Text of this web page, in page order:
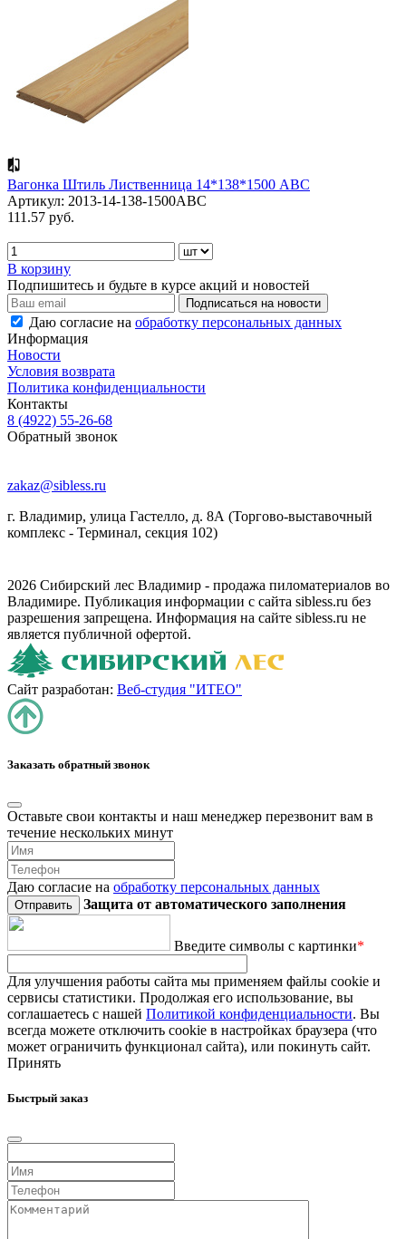
Вагонка Штиль Лиственница 14*138*1500 АВС
Артикул: 2013-14-138-1500ABC
111.57 руб.
В корзину
Подпишитесь и будьте в курсе акций и новостей
Даю согласие на обработку персональных данных
Информация
Новости
Условия возврата
Политика конфиденциальности
Контакты
8 (4922) 55-26-68
Обратный звонок
zakaz@sibless.ru
г. Владимир, улица Гастелло, д. 8А (Торгово-выставочный
комплекс - Терминал, секция 102)
2026 Сибирский лес Владимир - продажа пиломатериалов во
Владимире. Публикация информации с сайта sibless.ru без
разрешения запрещена. Информация на сайте sibless.ru не
является публичной офертой.
Сайт разработан: Веб-студия "ИТЕО"
Заказать обратный звонок
Оставьте свои контакты и наш менеджер перезвонит вам в
течение нескольких минут
Даю согласие на обработку персональных данных
Защита от автоматического заполнения
Введите символы с картинки*
Для улучшения работы сайта мы применяем файлы cookie и
сервисы статистики. Продолжая его использование, вы
соглашаетесь с нашей Политикой конфиденциальности. Вы
всегда можете отключить cookie в настройках браузера (что
может ограничить функционал сайта), или покинуть сайт.
Принять
Быстрый заказ